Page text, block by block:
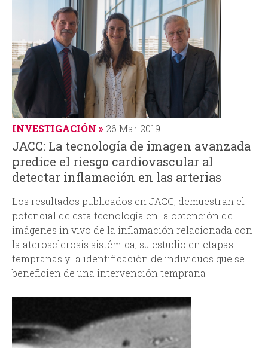
INVESTIGACIÓN 26 Mar 2019
JACC: La tecnología de imagen avanzada
predice el riesgo cardiovascular al
detectar inflamación en las arterias
Los resultados publicados en JACC, demuestran el
potencial de esta tecnología en la obtención de
imágenes in vivo de la inflamación relacionada con
la aterosclerosis sistémica, su estudio en etapas
tempranas y la identificación de individuos que se
beneficien de una intervención temprana